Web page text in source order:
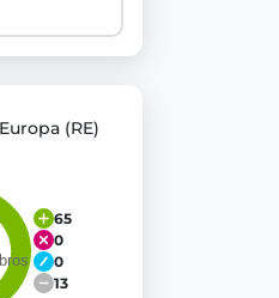
(RE)
65
0
0
13